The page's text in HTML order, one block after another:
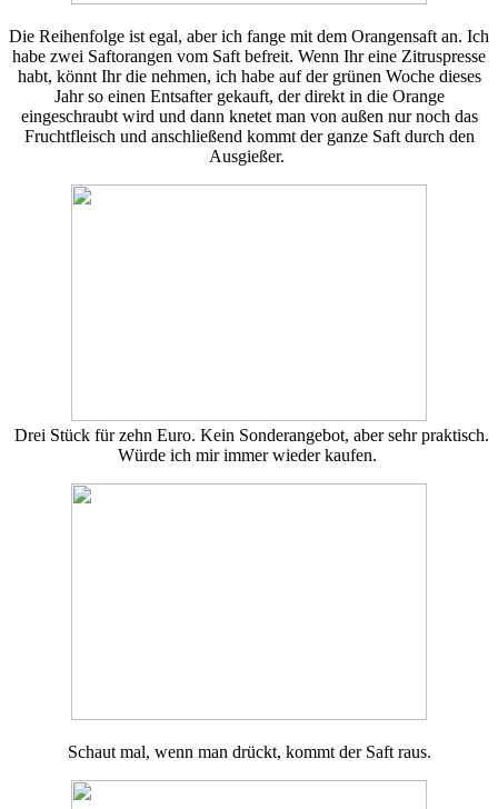
Die Reihenfolge ist egal, aber ich fange mit dem Orangensaft an. Ich
habe zwei Saftorangen vom Saft befreit. Wenn Ihr eine Zitruspresse
habt, könnt Ihr die nehmen, ich habe auf der grünen Woche dieses
Jahr so einen Entsafter gekauft, der direkt in die Orange
eingeschraubt wird und dann knetet man von außen nur noch das
Fruchtfleisch und anschließend kommt der ganze Saft durch den
Ausgießer.
Drei Stück für zehn Euro. Kein Sonderangebot, aber sehr praktisch.
Würde ich mir immer wieder kaufen.
Schaut mal, wenn man drückt, kommt der Saft raus.